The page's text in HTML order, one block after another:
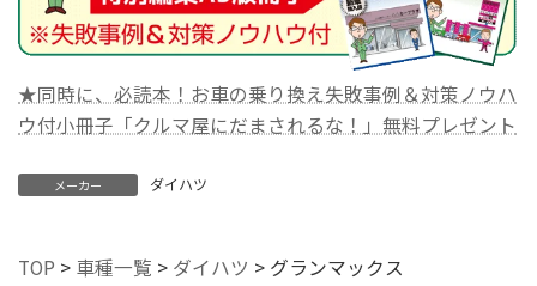
★同時に、必読本！お車の乗り換え失敗事例＆対策ノウハ
ウ付小冊子「クルマ屋にだまされるな！」無料プレゼント
メーカー ダイハツ
TOP > 車種一覧 > ダイハツ > グランマックス